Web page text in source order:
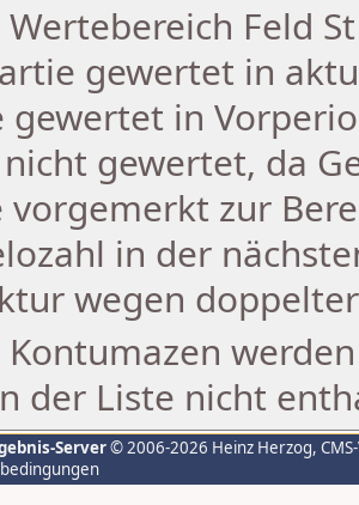
Wertebereich Feld
gewertet in
gewertet in
gewertet, da
vorgemerkt zur
in der
wegen
Kontumazen
der Liste nicht
Server© 2006-2026 Heinz Herzog,